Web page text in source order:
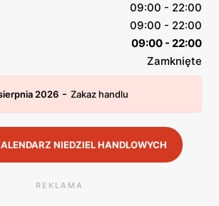
09:00 - 22:00
09:00 - 22:00
09:00 - 22:00
Zamknięte
2026 - Zakaz handlu
NIEDZIEL HANDLOWYCH
REKLAMA